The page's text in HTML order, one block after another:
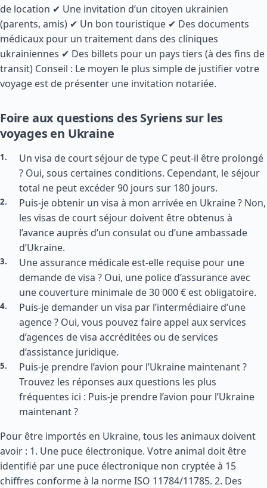
de location ✔ Une invitation d’un citoyen ukrainien
(parents, amis) ✔ Un bon touristique ✔ Des documents
médicaux pour un traitement dans des cliniques
ukrainiennes ✔ Des billets pour un pays tiers (à des fins de
transit) Conseil : Le moyen le plus simple de justifier votre
voyage est de présenter une invitation notariée.
Foire aux questions des Syriens sur les
voyages en Ukraine
Un visa de court séjour de type C peut-il être prolongé
? Oui, sous certaines conditions. Cependant, le séjour
total ne peut excéder 90 jours sur 180 jours.
Puis-je obtenir un visa à mon arrivée en Ukraine ? Non,
les visas de court séjour doivent être obtenus à
l’avance auprès d’un consulat ou d’une ambassade
d’Ukraine.
Une assurance médicale est-elle requise pour une
demande de visa ? Oui, une police d’assurance avec
une couverture minimale de 30 000 € est obligatoire.
Puis-je demander un visa par l’intermédiaire d’une
agence ? Oui, vous pouvez faire appel aux services
d’agences de visa accréditées ou de services
d’assistance juridique.
Puis-je prendre l’avion pour l’Ukraine maintenant ?
Trouvez les réponses aux questions les plus
fréquentes ici : Puis-je prendre l’avion pour l’Ukraine
maintenant ?
Pour être importés en Ukraine, tous les animaux doivent
avoir : 1. Une puce électronique. Votre animal doit être
identifié par une puce électronique non cryptée à 15
chiffres conforme à la norme ISO 11784/11785. 2. Des